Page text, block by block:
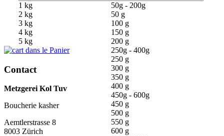
50g - 200g
50 g
100 g
150 g
200 g
250g - 400g
250 g
300 g
350 g
400 g
450g - 600g
450 g
500 g
550 g
600 g
1 kg
2 kg
3 kg
4 kg
5 kg
dans le Panier
Contact
Metzgerei Kol Tuv
Boucherie kasher
Aemtlerstrasse 8
8003 Zürich